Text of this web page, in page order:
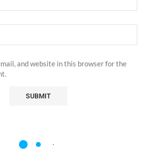
and website in this browser for the